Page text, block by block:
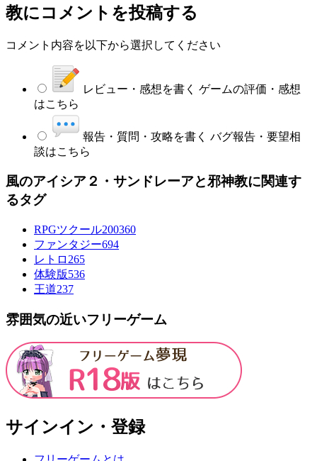
教にコメントを投稿する
コメント内容を以下から選択してください
レビュー・感想を書く ゲームの評価・感想
はこちら
報告・質問・攻略を書く バグ報告・要望相
談はこちら
風のアイシア２・サンドレーアと邪神教に関連す
るタグ
RPGツクール200360
ファンタジー694
レトロ 265
体験版536
王道237
雰囲気の近いフリーゲーム
サインイン・登録